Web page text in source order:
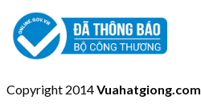
Copyright 2014Vuahatgiong.com